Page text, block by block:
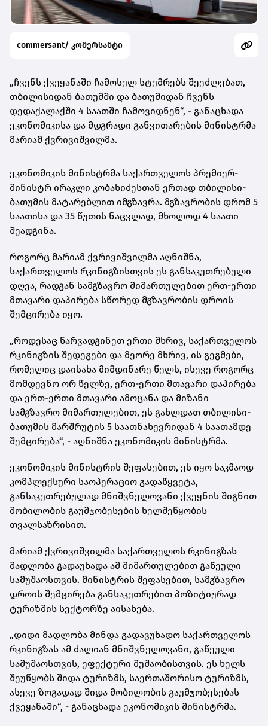
commersant/ კომერსანტი
„ჩვენს ქვეყანაში ჩამოსულ სტუმრებს შეეძლებათ,
თბილისიდან ბათუმში და ბათუმიდან ჩვენს
დედაქალაქში 4 საათში ჩამოვიდნენ“, - განაცხადა
ეკონომიკისა და მდგრადი განვითარების მინისტრმა
მარიამ ქვრივიშვილმა.
ეკონომიკის მინისტრმა საქართველოს პრემიერ-
მინისტრ ირაკლი კობახიძესთან ერთად თბილისი-
ბათუმის მატარებლით იმგზავრა. მგზავრობის დრომ 5
საათისა და 35 წუთის ნაცვლად, მხოლოდ 4 საათი
შეადგინა.
როგორც მარიამ ქვრივიშვილმა აღნიშნა,
საქართველოს რკინიგზისთვის ეს განსაკუთრებული
დღეა, რადგან სამგზავრო მიმართულებით ერთ-ერთი
მთავარი დაპირება სწორედ მგზავრობის დროის
შემცირება იყო.
„როდესაც წარვადგინეთ ერთი მხრივ, საქართველოს
რკინიგზის შედეგები და მეორე მხრივ, ის გეგმები,
რომელიც დაისახა მიმდინარე წელს, ისევე როგორც
მომდევნო ორ წელზე, ერთ-ერთი მთავარი დაპირება
და ერთ-ერთი მთავარი ამოცანა და მიზანი
სამგზავრო მიმართულებით, ეს გახლდათ თბილისი-
ბათუმის მარშრუტის 5 საათნახევრიდან 4 საათამდე
შემცირება“, - აღნიშნა ეკონომიკის მინისტრმა.
ეკონომიკის მინისტრის შეფასებით, ეს იყო საკმაოდ
კომპლექსური საოპერაციო გადაწყვეტა,
განსაკუთრებულად მნიშვნელოვანი ქვეყნის შიგნით
მობილობის გაუმჯობესების ხელშეწყობის
თვალსაზრისით.
მარიამ ქვრივიშვილმა საქართველოს რკინიგზას
მადლობა გადაუხადა ამ მიმართულებით გაწეული
სამუშაოსთვის. მინისტრის შეფასებით, სამგზავრო
დროის შემცირება განსაკუთრებით პოზიტიურად
ტურიზმის სექტორზე აისახება.
„დიდი მადლობა მინდა გადავუხადო საქართველოს
რკინიგზას ამ ძალიან მნიშვნელოვანი, გაწეული
სამუშაოსთვის, ეფექტური მუშაობისთვის. ეს ხელს
შეუწყობს შიდა ტურიზმს, საერთაშორისო ტურიზმს,
ასევე ზოგადად შიდა მობილობის გაუმჯობესებას
ქვეყანაში“, - განაცხადა ეკონომიკის მინისტრმა.